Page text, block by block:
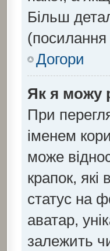
Більш
(посилання
Догори
Як я можу
При
іменем
може
крапок,
статус на
аватар,
залежить